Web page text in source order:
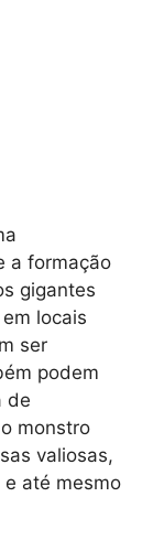
a formação
gigantes
locais
ser
podem
de
monstro
valiosas,
até mesmo